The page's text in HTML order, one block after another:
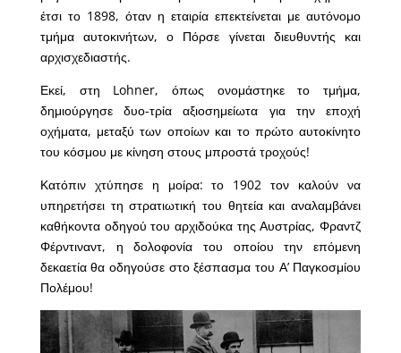
έτσι το 1898, όταν η εταιρία επεκτείνεται με αυτόνομο
τμήμα αυτοκινήτων, ο Πόρσε γίνεται διευθυντής και
αρχισχεδιαστής.
Εκεί, στη Lohner, όπως ονομάστηκε το τμήμα,
δημιούργησε δυο-τρία αξιοσημείωτα για την εποχή
οχήματα, μεταξύ των οποίων και το πρώτο αυτοκίνητο
του κόσμου με κίνηση στους μπροστά τροχούς!
Κατόπιν χτύπησε η μοίρα: το 1902 τον καλούν να
υπηρετήσει τη στρατιωτική του θητεία και αναλαμβάνει
καθήκοντα οδηγού του αρχιδούκα της Αυστρίας, Φραντζ
Φέρντιναντ, η δολοφονία του οποίου την επόμενη
δεκαετία θα οδηγούσε στο ξέσπασμα του Α’ Παγκοσμίου
Πολέμου!